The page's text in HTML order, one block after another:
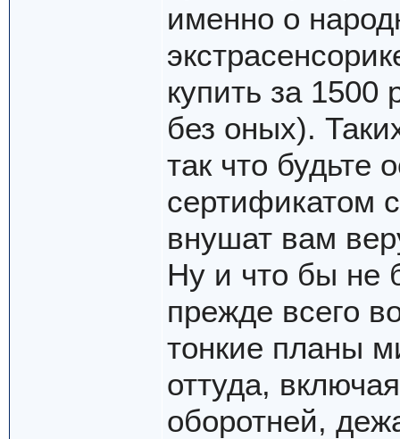
именно о
купить за 1500
без оных).
так что будьте
сертификатом
внушат вам
Ну и что бы не
прежде всего
тонкие планы
оттуда,
оборотней,